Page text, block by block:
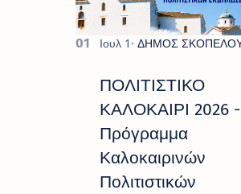
ΠΟΛΙΤΙΣΤΙΚΟ
ΚΑΛΟΚΑΙΡΙ 2026 -
Πρόγραμμα
Καλοκαιρινών
Πολιτιστικών